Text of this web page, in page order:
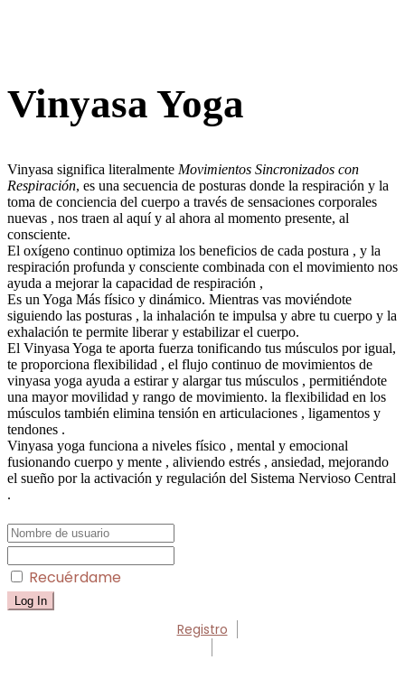
Vinyasa Yoga
Vinyasa significa literalmente Movimientos Sincronizados con
Respiración, es una secuencia de posturas donde la respiración y la
toma de conciencia del cuerpo a través de sensaciones corporales
nuevas , nos traen al aquí y al ahora al momento presente, al
consciente.
El oxígeno continuo optimiza los beneficios de cada postura , y la
respiración profunda y consciente combinada con el movimiento nos
ayuda a mejorar la capacidad de respiración ,
Es un Yoga Más físico y dinámico. Mientras vas moviéndote
siguiendo las posturas , la inhalación te impulsa y abre tu cuerpo y la
exhalación te permite liberar y estabilizar el cuerpo.
El Vinyasa Yoga te aporta fuerza tonificando tus músculos por igual,
te proporciona flexibilidad , el flujo continuo de movimientos de
vinyasa yoga ayuda a estirar y alargar tus músculos , permitiéndote
una mayor movilidad y rango de movimiento. la flexibilidad en los
músculos también elimina tensión en articulaciones , ligamentos y
tendones .
Vinyasa yoga funciona a niveles físico , mental y emocional
fusionando cuerpo y mente , aliviendo estrés , ansiedad, mejorando
el sueño por la activación y regulación del Sistema Nervioso Central
.
Recuérdame
Registro